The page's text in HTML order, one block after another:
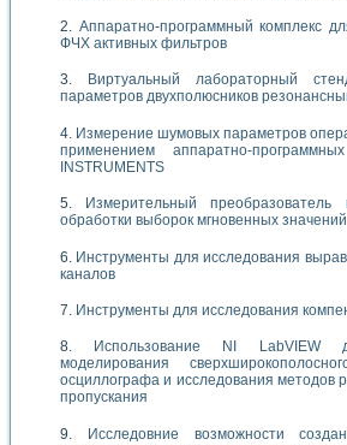
Аппаратно-программный комплекс
ФЧХ активных фильтров
Виртуальный лабораторный
параметров двухполюсников
Измерение шумовых параметров
применением аппаратно-
INSTRUMENTS
Измерительный
обработки выборок мгновенных значений
Инструменты для исследования
каналов
Инструменты для исследования
Использование NI LabVIEW
моделирования
осциллографа и исследования методов
пропускания
Исследовние возможности